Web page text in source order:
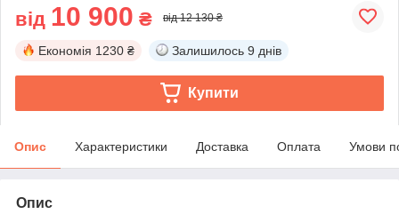
від 10 900 ₴ від 12 130 ₴
Економія 1230 ₴ Залишилось 9 днів
Купити
Опис Характеристики Доставка Оплата Умови
Опис